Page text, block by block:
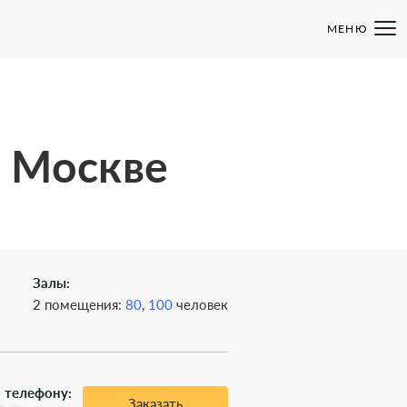
МЕНЮ
Москве
Залы:
2 помещения: 80, 100 человек
телефону:
Заказать